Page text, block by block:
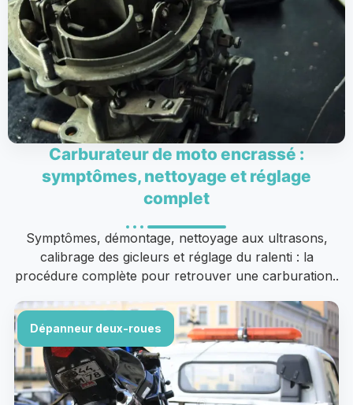
Carburateur de moto encrassé :
symptômes, nettoyage et réglage
complet
Symptômes, démontage, nettoyage aux ultrasons,
calibrage des gicleurs et réglage du ralenti : la
procédure complète pour retrouver une carburation..
Dépanneur deux-roues